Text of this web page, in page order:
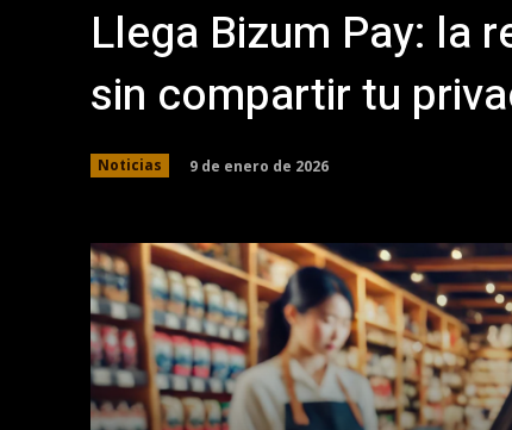
Llega Bizum Pay: la
sin compartir tu
Noticias 9 de enero de 2026